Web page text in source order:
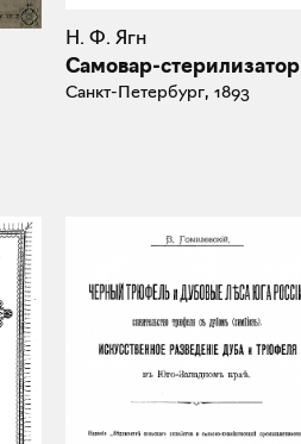
Н. Ф. Ягн
Самовар-стерилизатор
Санкт-Петербург, 1893